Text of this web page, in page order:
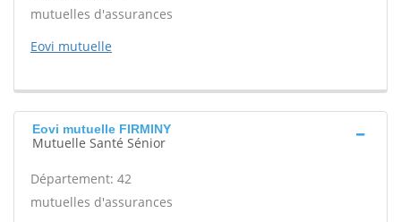
mutuelles d'assurances
Eovi mutuelle
Eovi mutuelle FIRMINY
Mutuelle Santé Sénior
Département: 42
mutuelles d'assurances